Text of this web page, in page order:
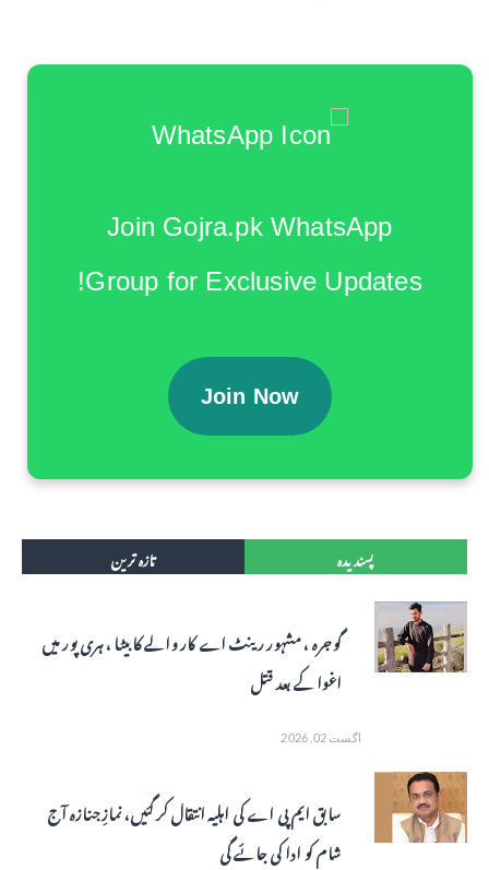
Join Gojra.pk WhatsApp
Group for Exclusive Updates!
Join Now
پسندیدہ تازہ ترین
گوجرہ ، مشہور رینٹ اے کار والے کا بیٹا ، ہری پور میں
اغوا کے بعد قتل
اگست 02, 2026
سابق ایم پی اے کی اہلیہ انتقال کر گئیں، نمازِ جنازہ آج
شام کو ادا کی جائے گی